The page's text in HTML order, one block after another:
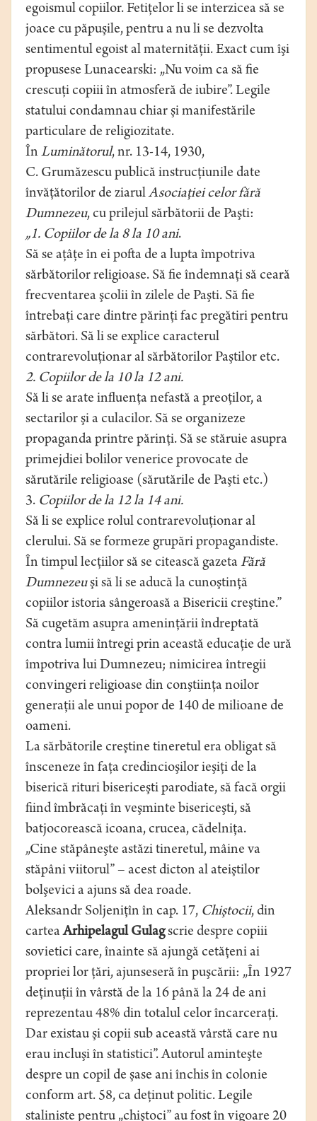
egoismul copiilor. Fetiţelor li se interzicea să se
joace cu păpuşile, pentru a nu li se dezvolta
sentimentul egoist al maternităţii. Exact cum îşi
propusese Lunacearski: „Nu voim ca să fie
crescuţi copiii în atmosferă de iubire”. Legile
statului condamnau chiar şi manifestările
particulare de religiozitate.
În Luminătorul, nr. 13-14, 1930,
C. Grumăzescu publică instrucţiunile date
învăţătorilor de ziarulAsociaţiei celor fără
Dumnezeu, cu prilejul sărbătorii de Paşti:
„1. Copiilor de la 8 la 10 ani.
Să se aţâţe în ei pofta de a lupta împotriva
sărbătorilor religioase. Să fie îndemnaţi să ceară
frecventarea şcolii în zilele de Paşti. Să fie
întrebaţi care dintre părinţi fac pregătiri pentru
sărbători. Să li se explice caracterul
contrarevoluţionar al sărbătorilor Paştilor etc.
2. Copiilor de la 10 la 12 ani.
Să li se arate influenţa nefastă a preoţilor, a
sectarilor şi a culacilor. Să se organizeze
propaganda printre părinţi. Să se stăruie asupra
primejdiei bolilor venerice provocate de
sărutările religioase (sărutările de Paşti etc.)
3. Copiilor de la 12 la 14 ani.
Să li se explice rolul contrarevoluţionar al
clerului. Să se formeze grupări propagandiste.
În timpul lecţiilor să se citească gazeta Fără
Dumnezeuşi să li se aducă la cunoştinţă
copiilor istoria sângeroasă a Bisericii creştine.”
Să cugetăm asupra ameninţării îndreptată
contra lumii întregi prin această educaţie de ură
împotriva lui Dumnezeu; nimicirea întregii
convingeri religioase din conştiinţa noilor
generaţii ale unui popor de 140 de milioane de
oameni.
La sărbătorile creştine tineretul era obligat să
însceneze în faţa credincioşilor ieşiţi de la
biserică rituri bisericeşti parodiate, să facă orgii
fiind îmbrăcaţi în veşminte bisericeşti, să
batjocorească icoana, crucea, cădelniţa.
„Cine stăpâneşte astăzi tineretul, mâine va
stăpâni viitorul” – acest dicton al ateiştilor
bolşevici a ajuns să dea roade.
Aleksandr Soljeniţîn în cap. 17, Chiştocii, din
carteaArhipelagul Gulagscrie despre copiii
sovietici care, înainte să ajungă cetăţeni ai
propriei lor ţări, ajunseseră în puşcării: „În 1927
deţinuţii în vârstă de la 16 până la 24 de ani
reprezentau 48% din totalul celor încarceraţi.
Dar existau şi copii sub această vârstă care nu
erau incluşi în statistici”. Autorul aminteşte
despre un copil de şase ani închis în colonie
conform art. 58, ca deţinut politic. Legile
staliniste pentru „chiştoci” au fost în vigoare 20